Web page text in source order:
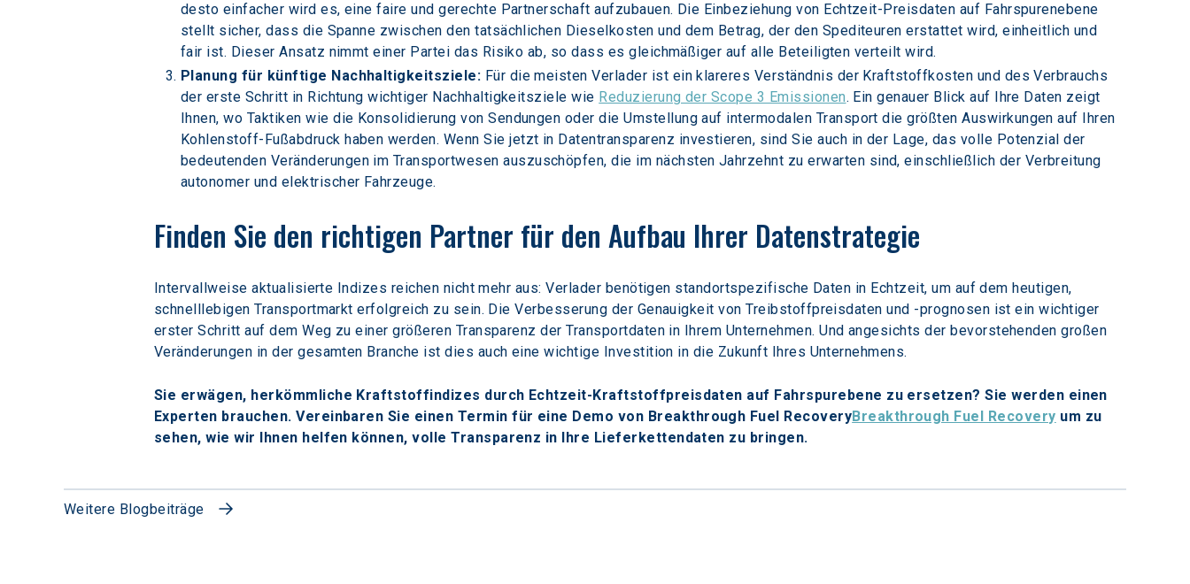
desto einfacher wird es, eine faire und gerechte Partnerschaft aufzubauen. Die Einbeziehung von Echtzeit-Preisdaten auf Fahrspurenebene
stellt sicher, dass die Spanne zwischen den tatsächlichen Dieselkosten und dem Betrag, der den Spediteuren erstattet wird, einheitlich und
fair ist. Dieser Ansatz nimmt einer Partei das Risiko ab, so dass es gleichmäßiger auf alle Beteiligten verteilt wird.
Planung für künftige Nachhaltigkeitsziele: Für die meisten Verlader ist ein klareres Verständnis der Kraftstoffkosten und des Verbrauchs
der erste Schritt in Richtung wichtiger Nachhaltigkeitsziele wie Reduzierung der Scope 3 Emissionen. Ein genauer Blick auf Ihre Daten zeigt
Ihnen, wo Taktiken wie die Konsolidierung von Sendungen oder die Umstellung auf intermodalen Transport die größten Auswirkungen auf Ihren
Kohlenstoff-Fußabdruck haben werden. Wenn Sie jetzt in Datentransparenz investieren, sind Sie auch in der Lage, das volle Potenzial der
bedeutenden Veränderungen im Transportwesen auszuschöpfen, die im nächsten Jahrzehnt zu erwarten sind, einschließlich der Verbreitung
autonomer und elektrischer Fahrzeuge.
Finden Sie den richtigen Partner für den Aufbau Ihrer Datenstrategie
Intervallweise aktualisierte Indizes reichen nicht mehr aus: Verlader benötigen standortspezifische Daten in Echtzeit, um auf dem heutigen,
schnelllebigen Transportmarkt erfolgreich zu sein. Die Verbesserung der Genauigkeit von Treibstoffpreisdaten und -prognosen ist ein wichtiger
erster Schritt auf dem Weg zu einer größeren Transparenz der Transportdaten in Ihrem Unternehmen. Und angesichts der bevorstehenden großen
Veränderungen in der gesamten Branche ist dies auch eine wichtige Investition in die Zukunft Ihres Unternehmens.
Sie erwägen, herkömmliche Kraftstoffindizes durch Echtzeit-Kraftstoffpreisdaten auf Fahrspurebene zu ersetzen? Sie werden einen
Experten brauchen. Vereinbaren Sie einen Termin für eine Demo von Breakthrough Fuel RecoveryBreakthrough Fuel Recovery um zu
sehen, wie wir Ihnen helfen können, volle Transparenz in Ihre Lieferkettendaten zu bringen.
Weitere Blogbeiträge